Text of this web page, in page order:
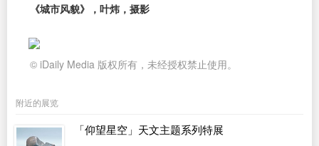
《城市风貌》，叶炜，摄影
© iDaily Media 版权所有，未经授权禁止使用。
附近的展览
「仰望星空」天文主题系列特展